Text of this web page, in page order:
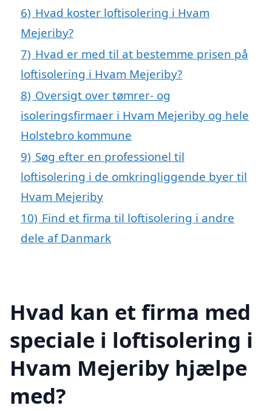
6) Hvad koster loftisolering i Hvam
Mejeriby?
7) Hvad er med til at bestemme prisen på
loftisolering i Hvam Mejeriby?
8) Oversigt over tømrer- og
isoleringsfirmaer i Hvam Mejeriby og hele
Holstebro kommune
9) Søg efter en professionel til
loftisolering i de omkringliggende byer til
Hvam Mejeriby
10) Find et firma til loftisolering i andre
dele af Danmark
Hvad kan et firma med
speciale i loftisolering i
Hvam Mejeriby hjælpe
med?